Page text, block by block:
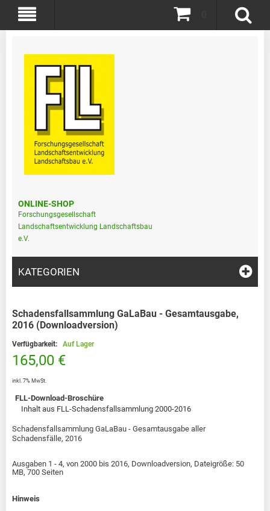
ONLINE-SHOP
Forschungsgesellschaft
Landschaftsentwicklung Landschaftsbau
e.V.
KATEGORIEN
Schadensfallsammlung GaLaBau - Gesamtausgabe,
2016 (Downloadversion)
Verfügbarkeit: Auf Lager
165,00 €
inkl. 7% MwSt.
FLL-Download-Broschüre
Inhalt aus FLL-Schadensfallsammlung 2000-2016
Schadensfallsammlung GaLaBau - Gesamtausgabe aller
Schadensfälle, 2016
Ausgaben 1 - 4, von 2000 bis 2016, Downloadversion, Dateigröße: 50
MB, 700 Seiten
Hinweis